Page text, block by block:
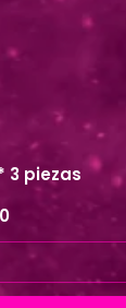
3 piezas